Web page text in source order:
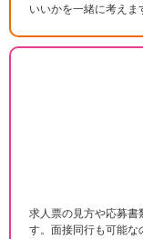
いいかを一緒に考えま
求人票の見方や応募書
す。面接同行も可能な